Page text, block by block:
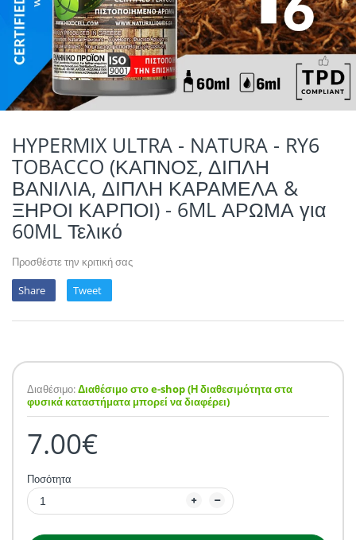
VIKINGS VAP &
POTION
QUACK'S JUICE
REVOLUTE
YUM!
HYPERMIX ULTRA - NATURA - RY6
TOBACCO (ΚΑΠΝΟΣ, ΔΙΠΛΗ
ΒΑΝΙΛΙΑ, ΔΙΠΛΗ ΚΑΡΑΜΕΛΑ &
ΞΗΡΟΙ ΚΑΡΠΟΙ) - 6ML ΑΡΩΜΑ για
60ML Τελικό
Προσθέστε την κριτική σας
Share
Tweet
Διαθέσιμο:Διαθέσιμο στο e-shop (Η διαθεσιμότητα στα
φυσικά καταστήματα μπορεί να διαφέρει)
7.00€
Ποσότητα